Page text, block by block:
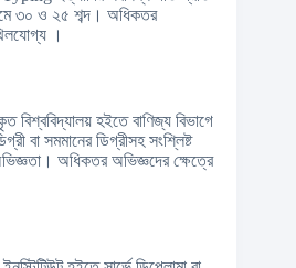
৩০ ও ২৫ শব্দ। অধিকতর
।
বিশ্ববিদ্যালয় হইতে বাণিজ্য বিভাগে
বা সমমানের ডিগ্রীসহ সংশ্লিষ্ট
অধিকতর অভিজ্ঞদের ক্ষেত্রে